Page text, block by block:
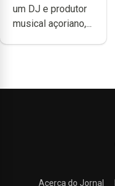
difícil é
produzir uma
música”
um DJ e produtor
musical açoriano,...
Acerca do Jornal